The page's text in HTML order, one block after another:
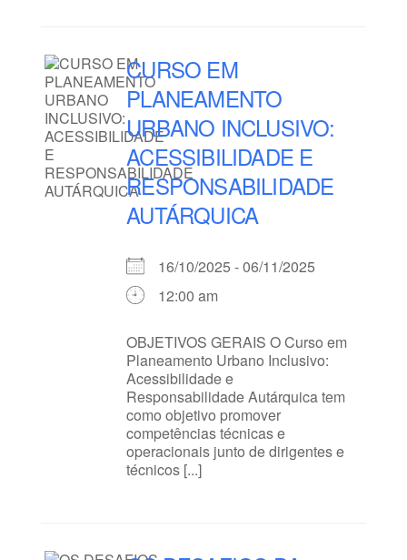
CURSO EM
PLANEAMENTO
URBANO INCLUSIVO:
ACESSIBILIDADE E
RESPONSABILIDADE
AUTÁRQUICA
16/10/2025 - 06/11/2025
12:00 am
OBJETIVOS GERAIS O Curso em
Planeamento Urbano Inclusivo:
Acessibilidade e
Responsabilidade Autárquica tem
como objetivo promover
competências técnicas e
operacionais junto de dirigentes e
técnicos [...]